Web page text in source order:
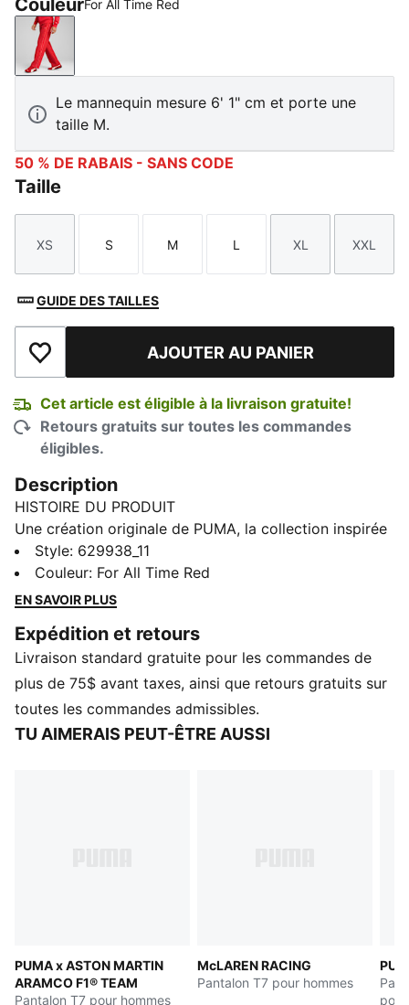
CouleurFor All Time Red
For All Time Red
Le mannequin mesure 6' 1" cm et porte une
taille M.
50 % DE RABAIS - SANS CODE
Taille
Taille
XS
Taille
S
Taille
M
Taille
L
Taille
XL
Taille
XXL
GUIDE DES TAILLES
Ajouter à la liste de souhaits
AJOUTER AU PANIER
Cet article est éligible à la livraison gratuite!
Retours gratuits sur toutes les commandes
éligibles.
Description
HISTOIRE DU PRODUIT
Une création originale de PUMA, la collection inspirée
de la piste T7 s’est fait un nom avec ses rayures
emblématiques de 7 cm et est rapidement devenue
aussi populaire dans les rues de la ville que sur les
nouveau look contemporain. Ce pantalon de
survêtement T7 raffiné a une coupe décontractée, des
détails brodés et une taille élastiquée avec cordons de
serrage pour un ajustement personnalisé.
CARACTÉRISTIQUES ET AVANTAGES
Style: 629938_11
Couleur: For All Time Red
EN SAVOIR PLUS
Expédition et retours
Livraison standard gratuite pour les commandes de
plus de 75$ avant taxes, ainsi que retours gratuits sur
toutes les commandes admissibles.
TU AIMERAIS PEUT-ÊTRE AUSSI
PUMA x ASTON MARTIN
ARAMCO F1® TEAM
Pantalon T7 pour hommes
McLAREN RACING
Pantalon T7 pour hommes